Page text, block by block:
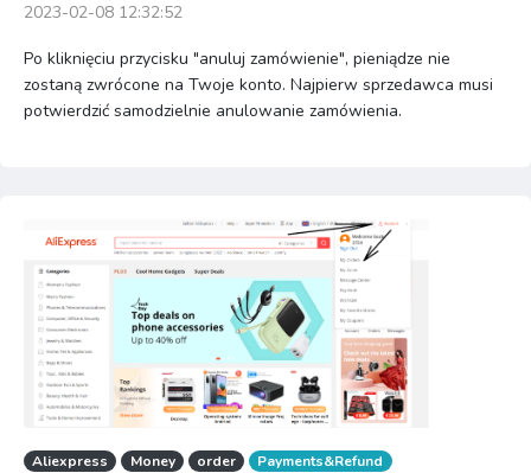
2023-02-08 12:32:52
Po kliknięciu przycisku "anuluj zamówienie", pieniądze nie
zostaną zwrócone na Twoje konto. Najpierw sprzedawca musi
potwierdzić samodzielnie anulowanie zamówienia.
Aliexpress Money order Payments&Refund